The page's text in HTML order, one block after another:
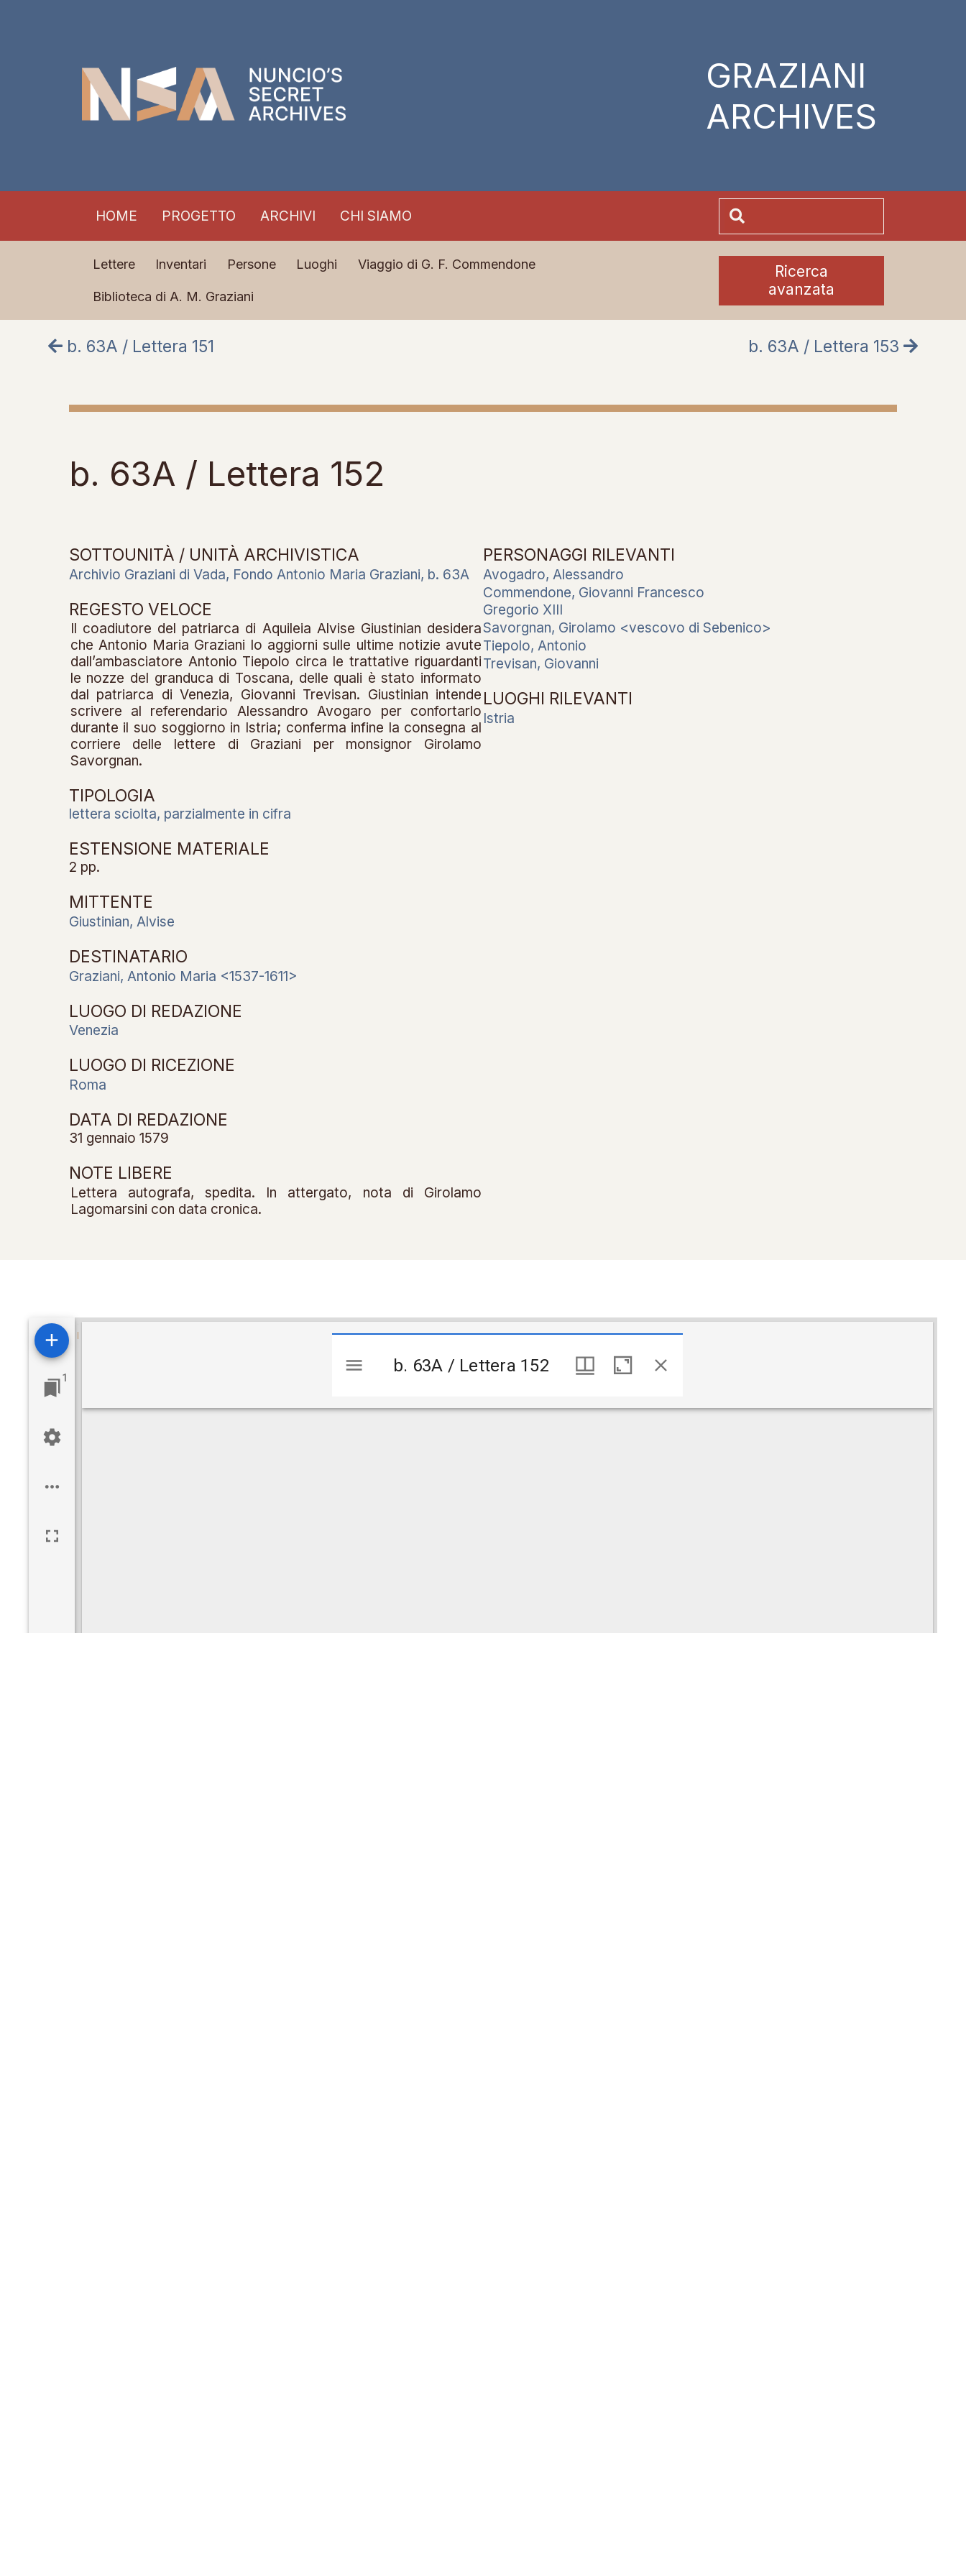
GRAZIANI
ARCHIVES
HOME PROGETTO ARCHIVI CHI SIAMO
Lettere Inventari Persone Luoghi Viaggio di G. F. Commendone
Biblioteca di A. M. Graziani
Ricerca
avanzata
b. 63A / Lettera 151 b. 63A / Lettera 153
b. 63A / Lettera 152
SOTTOUNITÀ / UNITÀ ARCHIVISTICA
Archivio Graziani di Vada, Fondo Antonio Maria Graziani, b. 63A
REGESTO VELOCE
Il coadiutore del patriarca di Aquileia Alvise Giustinian desidera
che Antonio Maria Graziani lo aggiorni sulle ultime notizie avute
dall’ambasciatore Antonio Tiepolo circa le trattative riguardanti
le nozze del granduca di Toscana, delle quali è stato informato
dal patriarca di Venezia, Giovanni Trevisan. Giustinian intende
scrivere al referendario Alessandro Avogaro per confortarlo
durante il suo soggiorno in Istria; conferma infine la consegna al
corriere delle lettere di Graziani per monsignor Girolamo
Savorgnan.
TIPOLOGIA
lettera sciolta, parzialmente in cifra
ESTENSIONE MATERIALE
2 pp.
MITTENTE
Giustinian, Alvise
DESTINATARIO
Graziani, Antonio Maria <1537-1611>
LUOGO DI REDAZIONE
Venezia
LUOGO DI RICEZIONE
Roma
DATA DI REDAZIONE
31 gennaio 1579
NOTE LIBERE
Lettera autografa, spedita. In attergato, nota di Girolamo
Lagomarsini con data cronica.
PERSONAGGI RILEVANTI
Avogadro, Alessandro
Commendone, Giovanni Francesco
Gregorio XIII
Savorgnan, Girolamo <vescovo di Sebenico>
Tiepolo, Antonio
Trevisan, Giovanni
LUOGHI RILEVANTI
Istria
1
Visualizzatore
b. 63A / Lettera 152
b. 63A / Lettera 152